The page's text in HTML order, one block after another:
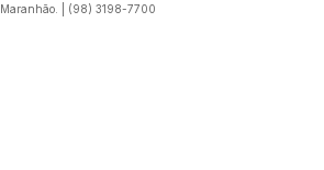
Maranhão. | (98) 3198-7700